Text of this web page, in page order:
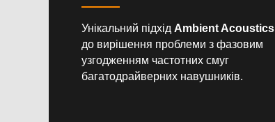
Унікальний підхід AmbientAcoustics
до вирішення проблеми з фазовим
узгодженням частотних смуг
багатодрайверних навушників.